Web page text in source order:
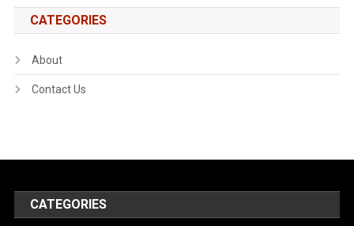
CATEGORIES
About
Contact Us
CATEGORIES